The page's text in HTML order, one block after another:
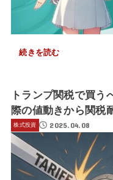
続きを読む
トランプ関税で買う
際の値動きから関税
株式投資 2025.04.08